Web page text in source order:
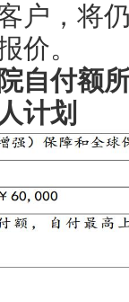
户，将
价。
自付额
计划